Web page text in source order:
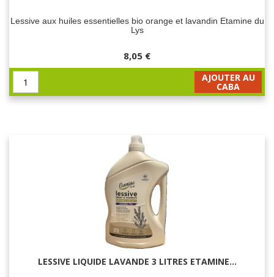
Lessive aux huiles essentielles bio orange et lavandin Etamine du
Lys
8,05 €
AJOUTER AU
CABA
LESSIVE LIQUIDE LAVANDE 3 LITRES ETAMINE...